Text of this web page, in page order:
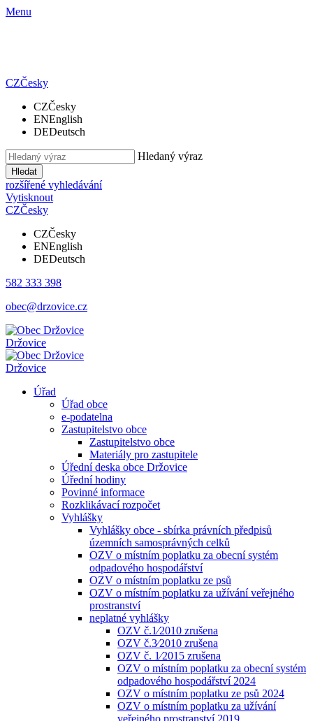
Menu
CZČesky
CZČesky
ENEnglish
DEDeutsch
Hledaný výraz
Hledat
rozšířené vyhledávání
Vytisknout
CZČesky
CZČesky
ENEnglish
DEDeutsch
582 333 398
obec@drzovice.cz
Držovice
Držovice
Úřad
Úřad obce
e-podatelna
Zastupitelstvo obce
Zastupitelstvo obce
Materiály pro zastupitele
Úřední deska obce Držovice
Úřední hodiny
Povinné informace
Rozklikávací rozpočet
Vyhlášky
Vyhlášky obce - sbírka právních předpisů
územních samosprávných celků
OZV o místním poplatku za obecní systém
odpadového hospodářství
OZV o místním poplatku ze psů
OZV o místním poplatku za užívání veřejného
prostranství
neplatné vyhlášky
OZV č.1⁄2010 zrušena
OZV č.3⁄2010 zrušena
OZV č. 1⁄2015 zrušena
OZV o místním poplatku za obecní systém
odpadového hospodářství 2024
OZV o místním poplatku ze psů 2024
OZV o místním poplatku za užívání
veřejného prostranství 2019